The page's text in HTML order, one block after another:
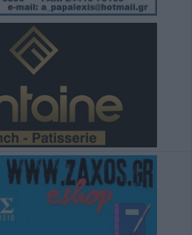
του Αυγούστου –
αναχωρούν από τα
πόροι 12,5 εκατ. ευρώ
της κτηνοτροφίας
το Υπ. Παιδείας για τη
Πανεπιστήμιο
του έργου για την
στο οδικό δίκτυο των